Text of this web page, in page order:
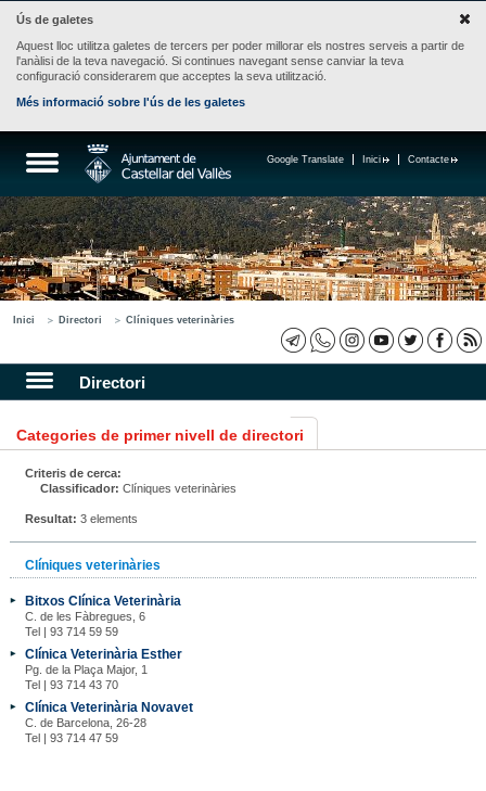
Ús de galetes
Aquest lloc utilitza galetes de tercers per poder millorar els nostres serveis a partir de
l'anàlisi de la teva navegació. Si continues navegant sense canviar la teva
configuració considerarem que acceptes la seva utilització.
Més informació sobre l'ús de les galetes
Contacte
Inici
Google Translate
Inici Directori Clíniques veterinàries
Directori
Categories de primer nivell de directori
Criteris de cerca:
Classificador: Clíniques veterinàries
Resultat: 3 elements
Clíniques veterinàries
Bitxos Clínica Veterinària
C. de les Fàbregues, 6
Tel | 93 714 59 59
Clínica Veterinària Esther
Pg. de la Plaça Major, 1
Tel | 93 714 43 70
Clínica Veterinària Novavet
C. de Barcelona, 26-28
Tel | 93 714 47 59